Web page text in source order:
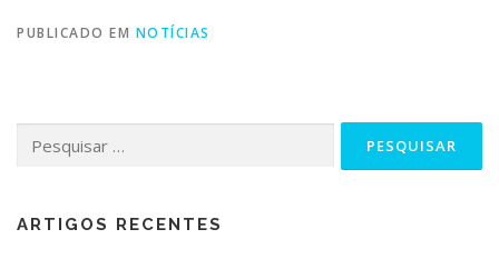
PUBLICADO EM NOTÍCIAS
por:
ARTIGOS RECENTES